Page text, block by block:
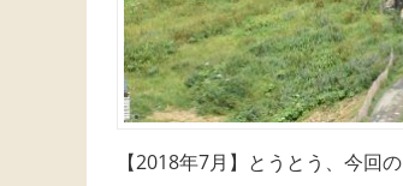
【2018年7月】とうとう、今回の